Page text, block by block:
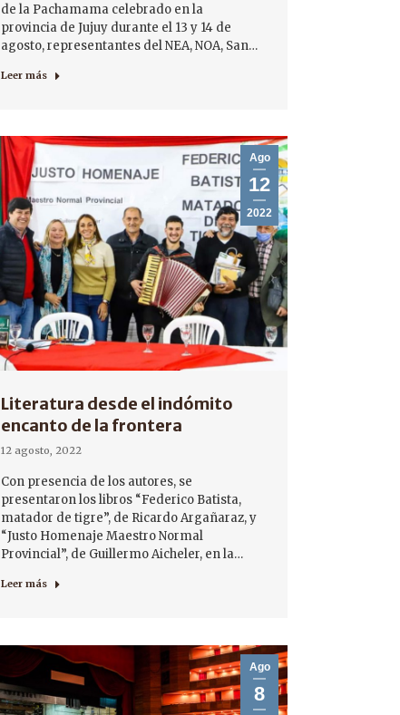
de la Pachamama celebrado en la
provincia de Jujuy durante el 13 y 14 de
agosto, representantes del NEA, NOA, San…
Leer más
Ago
12
2022
Literatura desde el indómito
encanto de la frontera
12 agosto, 2022
Con presencia de los autores, se
presentaron los libros “Federico Batista,
matador de tigre”, de Ricardo Argañaraz, y
“Justo Homenaje Maestro Normal
Provincial”, de Guillermo Aicheler, en la…
Leer más
Ago
8